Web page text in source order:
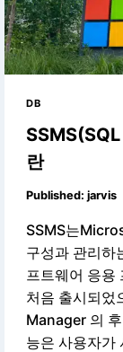
DB
란
Published: jarvis
SSMS는
구성과 관리
프트웨어 응용
처음 출시되
Manager 의
능은 사용자가